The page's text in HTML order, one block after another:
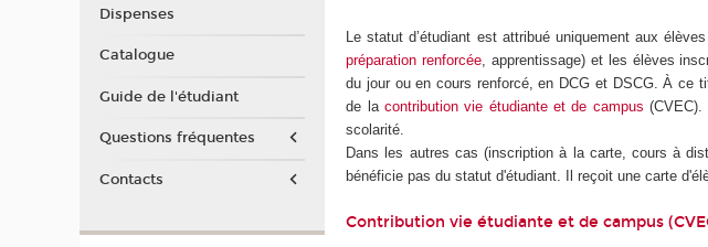
Le statut d’étudiant est attribué uniquement aux
préparation renforcée , apprentissage) et les élèves
du jour ou en cours renforcé, en DCG et DSCG. À ce
de la contribution vie étudiante et de campus
scolarité.
Dans les autres cas (inscription à la carte, cours à
bénéficie pas du statut d'étudiant. Il reçoit une carte
Contribution vie étudiante et de campus
Dispenses
Catalogue
Guide de l'étudiant
Questions fréquentes
Contacts